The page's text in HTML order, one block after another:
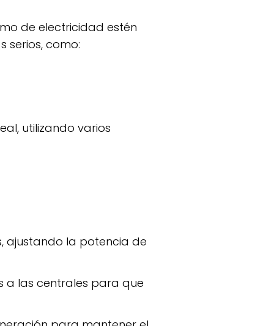
serios, como:
ajustando la potencia de
a las centrales para que